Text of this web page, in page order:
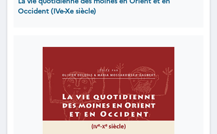
Occident (IVe-Xe siècle)